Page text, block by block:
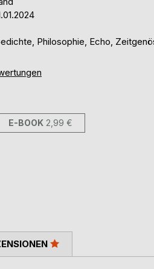
Philosophie, Echo,
E-BOOK 2,99 €